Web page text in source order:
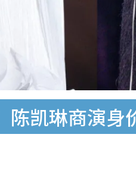
凯琳商演身